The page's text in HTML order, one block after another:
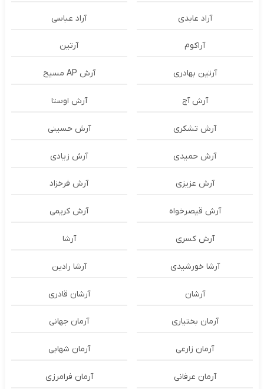
آراد عابدی آراد عباسی
آراکوم آرتین
آرتین بهادری آرش AP مسیح
آرش آج آرش اوستا
آرش تشکری آرش حسینی
آرش حمیدی آرش زیادی
آرش عزیزی آرش فرخزاد
آرش قیصرخواه آرش کریمی
آرش کسری آرشا
آرشا خورشیدی آرشا رادین
آرشان آرشان قادری
آرمان بختیاری آرمان جهانی
آرمان زارعی آرمان شهابی
آرمان عرفانی آرمان فرامرزی